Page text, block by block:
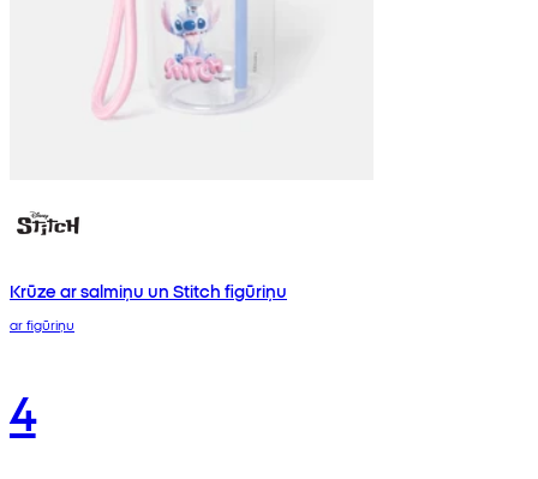
Krūze ar salmiņu un Stitch figūriņu
ar figūriņu
4